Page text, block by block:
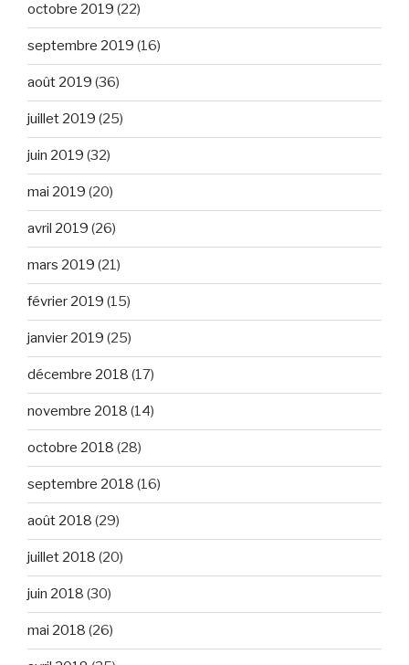
octobre 2019 (22)
septembre 2019 (16)
août 2019 (36)
juillet 2019 (25)
juin 2019 (32)
mai 2019 (20)
avril 2019 (26)
mars 2019 (21)
février 2019 (15)
janvier 2019 (25)
décembre 2018 (17)
novembre 2018 (14)
octobre 2018 (28)
septembre 2018 (16)
août 2018 (29)
juillet 2018 (20)
juin 2018 (30)
mai 2018 (26)